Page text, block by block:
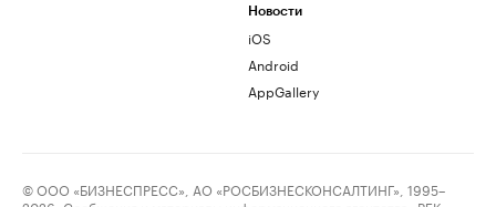
Новости
iOS
Android
AppGallery
© ООО «БИЗНЕСПРЕСС», АО «РОСБИЗНЕСКОНСАЛТИНГ», 1995–